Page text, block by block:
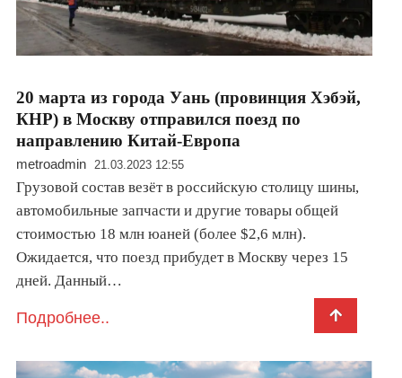
20 марта из города Уань (провинция Хэбэй,
КНР) в Москву отправился поезд по
направлению Китай-Европа
metroadmin 21.03.2023 12:55
Грузовой состав везёт в российскую столицу шины,
автомобильные запчасти и другие товары общей
стоимостью 18 млн юаней (более $2,6 млн).
Ожидается, что поезд прибудет в Москву через 15
дней. Данный…
Подробнее..